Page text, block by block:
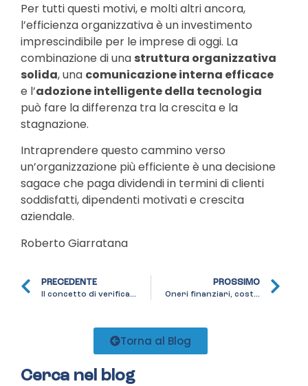
Per tutti questi motivi, e molti altri ancora,
l’efficienza organizzativa è un investimento
imprescindibile per le imprese di oggi. La
combinazione di una struttura organizzativa
solida, una comunicazione interna efficace
e l’adozione intelligente della tecnologia
può fare la differenza tra la crescita e la
stagnazione.
Intraprendere questo cammino verso
un’organizzazione più efficiente è una decisione
sagace che paga dividendi in termini di clienti
soddisfatti, dipendenti motivati e crescita
aziendale.
Roberto Giarratana
PRECEDENTE
Il concetto di verificabilità nell’analisi del rischio
PROSSIMO
Oneri finanziari, costi bancari perché monitorarli?
Torna al Blog
Cerca nel blog